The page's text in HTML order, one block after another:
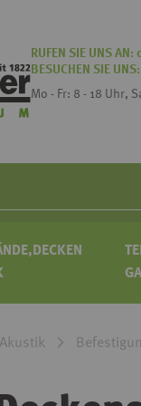
RUFEN SIE UNS AN:
BESUCHEN SIE UNS:
Mo - Fr: 8 - 18 Uhr,